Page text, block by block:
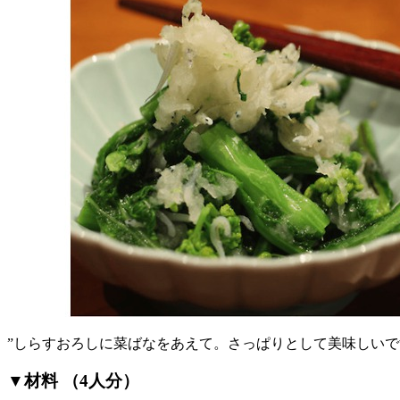
”しらすおろしに菜ばなをあえて。さっぱりとして美味しい
▼材料 （4人分）